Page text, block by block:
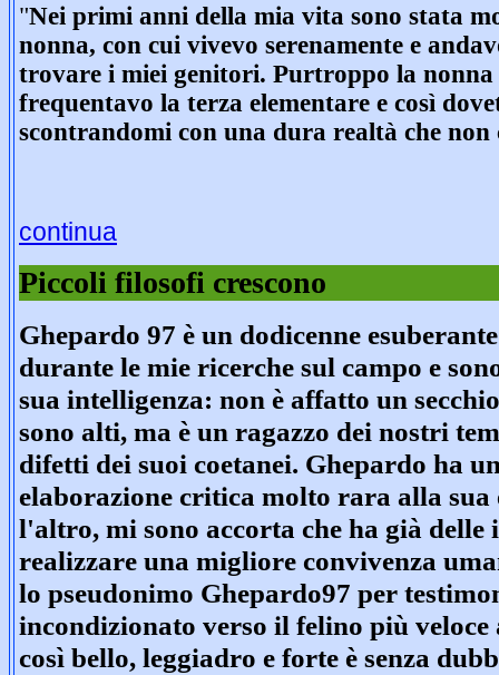
"Nei primi anni della mia vita sono stata
nonna, con cui vivevo serenamente e
trovare i miei genitori. Purtroppo la
frequentavo la terza elementare e così
scontrandomi con una dura realtà che non
continua
Piccoli filosofi crescono
Ghepardo 97 è un dodicenne
durante le mie ricerche sul campo e
sua intelligenza: non è affatto un
sono alti, ma è un ragazzo dei nostri
difetti dei suoi coetanei. Ghepardo ha
elaborazione critica molto rara alla sua
l'altro, mi sono accorta che ha già
realizzare una migliore convivenza
lo pseudonimo Ghepardo97 per
incondizionato verso il felino più
così bello, leggiadro e forte è senza